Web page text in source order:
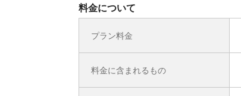
料金について
プラン料金
料金に含まれるもの